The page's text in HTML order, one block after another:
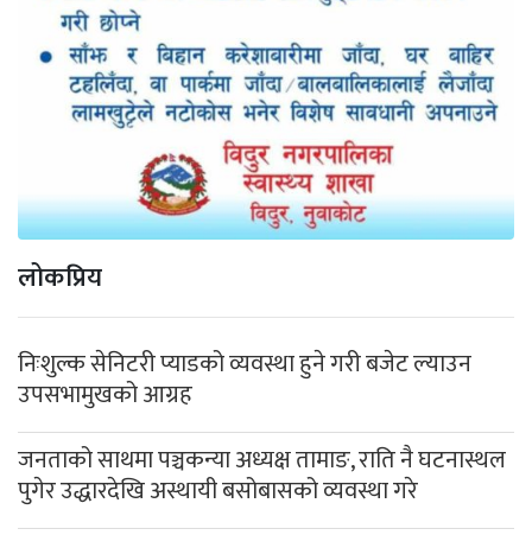
लोकप्रिय
निःशुल्क सेनिटरी प्याडको व्यवस्था हुने गरी बजेट ल्याउन
उपसभामुखको आग्रह
जनताको साथमा पञ्चकन्या अध्यक्ष तामाङ, राति नै घटनास्थल
पुगेर उद्धारदेखि अस्थायी बसोबासको व्यवस्था गरे